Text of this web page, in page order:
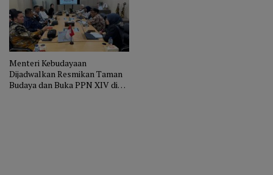
Menteri Kebudayaan
Dijadwalkan Resmikan Taman
Budaya dan Buka PPN XIV di